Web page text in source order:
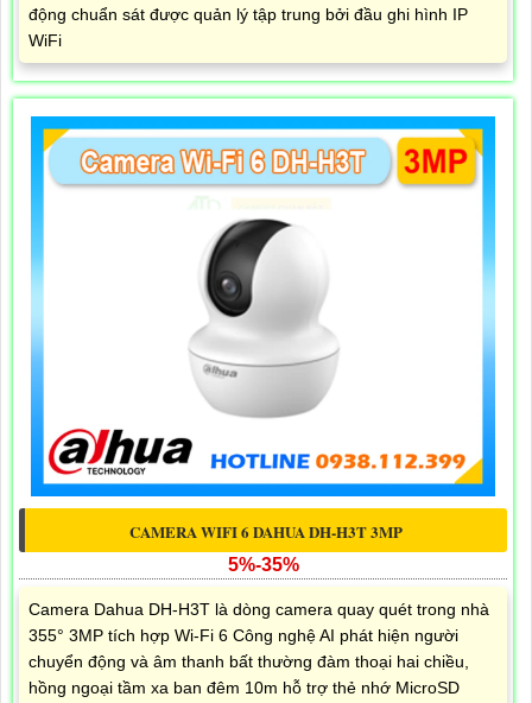
động chuẩn sát được quản lý tập trung bởi đầu ghi hình IP
WiFi
CAMERA WIFI 6 DAHUA DH-H3T 3MP
5%-35%
Camera Dahua DH-H3T là dòng camera quay quét trong nhà
355° 3MP tích hợp Wi-Fi 6 Công nghệ AI phát hiện người
chuyển động và âm thanh bất thường đàm thoại hai chiều,
hồng ngoại tầm xa ban đêm 10m hỗ trợ thẻ nhớ MicroSD